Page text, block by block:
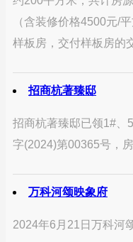
（含装修价格4500元/
样板房，交付样板房的
招商杭著臻邸
招商杭著臻邸已领1#、
字(2024)第00365号，
万科河颂映象府
2024年6月21日万科河